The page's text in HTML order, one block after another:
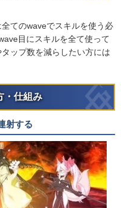
てのwaveでスキルを使う必
目にスキルを全て使って
ップ数を減らしたい方には
・仕組み
射する